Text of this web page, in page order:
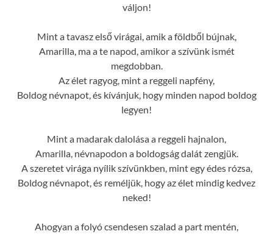
váljon!
Mint a tavasz első virágai, amik a földből bújnak,
Amarilla, ma a te napod, amikor a szívünk ismét
megdobban.
Az élet ragyog, mint a reggeli napfény,
Boldog névnapot, és kívánjuk, hogy minden napod boldog
legyen!
Mint a madarak dalolása a reggeli hajnalon,
Amarilla, névnapodon a boldogság dalát zengjük.
A szeretet virága nyílik szívünkben, mint egy édes rózsa,
Boldog névnapot, és reméljük, hogy az élet mindig kedvez
neked!
Ahogyan a folyó csendesen szalad a part mentén,